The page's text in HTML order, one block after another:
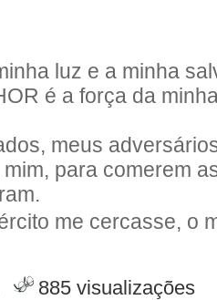
luz e a minha
é a força da
meus
para comerem
me cercasse, o
885 visualizações